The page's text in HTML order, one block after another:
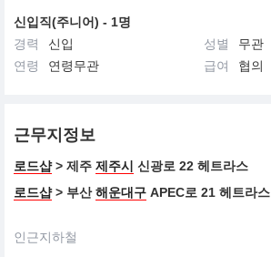
신입직(주니어) - 1명
경력
신입 성별
무관
연령
연령무관 급여 협의
근무지정보
로드샵> 제주 제주시 신광로 22 헤트라스
로드샵> 부산해운대구 APEC로 21 헤트라스
인근지하철